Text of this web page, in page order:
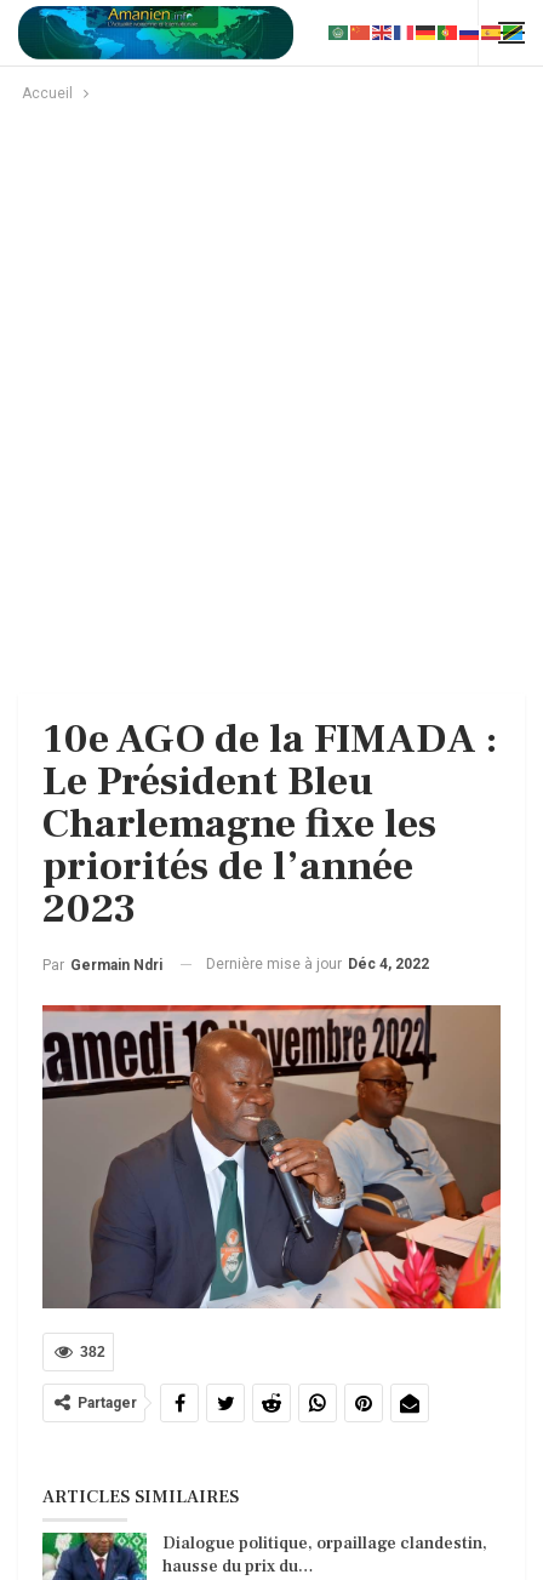
Accueil
10e AGO de la FIMADA :
Le Président Bleu
Charlemagne fixe les
priorités de l’année
2023
Par Germain Ndri Dernière mise à jour Déc 4, 2022
382
Partager
ARTICLES SIMILAIRES
Dialogue politique, orpaillage clandestin,
hausse du prix du…